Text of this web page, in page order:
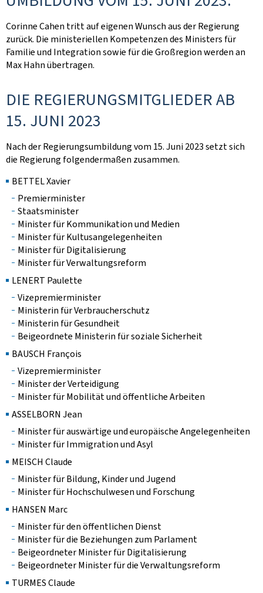
Corinne Cahen tritt auf eigenen Wunsch aus der Regierung
zurück. Die ministeriellen Kompetenzen des Ministers für
Familie und Integration sowie für die Großregion werden an
Max Hahn übertragen.
DIE REGIERUNGSMITGLIEDER AB
15. JUNI 2023
Nach der Regierungsumbildung vom 15. Juni 2023 setzt sich
die Regierung folgendermaßen zusammen.
BETTEL Xavier
Premierminister
Staatsminister
Minister für Kommunikation und Medien
Minister für Kultusangelegenheiten
Minister für Digitalisierung
Minister für Verwaltungsreform
LENERT Paulette
Vizepremierminister
Ministerin für Verbraucherschutz
Ministerin für Gesundheit
Beigeordnete Ministerin für soziale Sicherheit
BAUSCH François
Vizepremierminister
Minister der Verteidigung
Minister für Mobilität und öffentliche Arbeiten
ASSELBORN Jean
Minister für auswärtige und europäische Angelegenheiten
Minister für Immigration und Asyl
MEISCH Claude
Minister für Bildung, Kinder und Jugend
Minister für Hochschulwesen und Forschung
HANSEN Marc
Minister für den öffentlichen Dienst
Minister für die Beziehungen zum Parlament
Beigeordneter Minister für Digitalisierung
Beigeordneter Minister für die Verwaltungsreform
TURMES Claude